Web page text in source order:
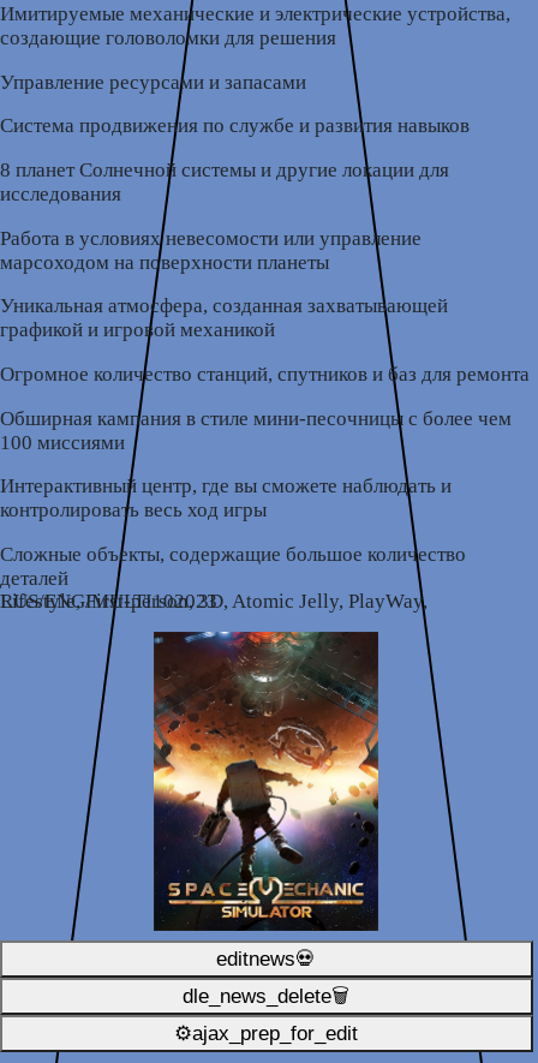
Имитируемые механические и электрические устройства,
создающие головоломки для решения
Управление ресурсами и запасами
Система продвижения по службе и развития навыков
8 планет Солнечной системы и другие локации для
исследования
Работа в условиях невесомости или управление
марсоходом на поверхности планеты
Уникальная атмосфера, созданная захватывающей
графикой и игровой механикой
Огромное количество станций, спутников и баз для ремонта
Обширная кампания в стиле мини-песочницы с более чем
100 миссиями
Интерактивный центр, где вы сможете наблюдать и
контролировать весь ход игры
Сложные объекты, содержащие большое количество
деталей
Lifestyle, First-person, 3D, Atomic Jelly, PlayWay, RUS/ENG/MULTI102023
editnews💀
dle_news_delete🗑️
⚙ajax_prep_for_edit️